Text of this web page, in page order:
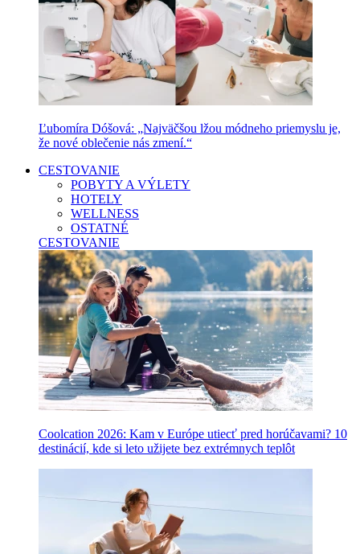
Ľubomíra Dóšová: „Najväčšou lžou módneho priemyslu je,
že nové oblečenie nás zmení.“
CESTOVANIE
POBYTY A VÝLETY
HOTELY
WELLNESS
OSTATNÉ
CESTOVANIE
Coolcation 2026: Kam v Európe utiecť pred horúčavami? 10
destinácií, kde si leto užijete bez extrémnych teplôt